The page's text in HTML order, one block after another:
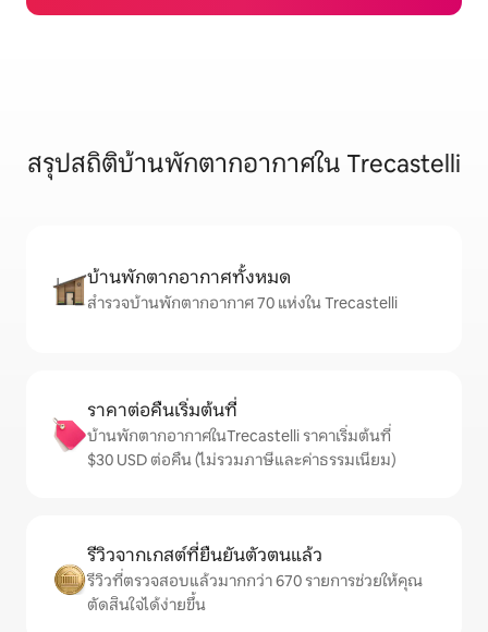
สรุปสถิติบ้านพักตากอากาศใน Trecastelli
บ้านพักตากอากาศทั้งหมด
สำรวจบ้านพักตากอากาศ 70 แห่งใน Trecastelli
ราคาต่อคืนเริ่มต้นที่
บ้านพักตากอากาศในTrecastelli ราคาเริ่มต้นที่
$30 USD ต่อคืน (ไม่รวมภาษีและค่าธรรมเนียม)
รีวิวจากเกสต์ที่ยืนยันตัวตนแล้ว
รีวิวที่ตรวจสอบแล้วมากกว่า 670 รายการช่วยให้คุณ
ตัดสินใจได้ง่ายขึ้น